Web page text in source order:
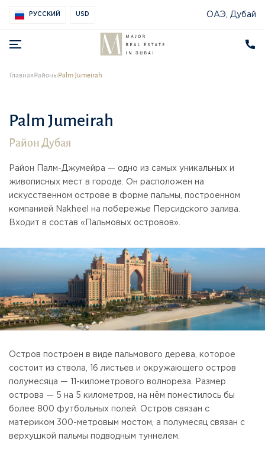
РУССКИЙ USD ОАЭ, Дубай
ГлавнаяРайоныPalm Jumeirah
Palm Jumeirah
Район Дубая
Район Палм-Джумейра — одно из самых уникальных и
живописных мест в городе. Он расположен на
искусственном острове в форме пальмы, построенном
компанией Nakheel на побережье Персидского залива.
Входит в состав «Пальмовых островов».
Остров построен в виде пальмового дерева, которое
состоит из ствола, 16 листьев и окружающего остров
полумесяца — 11-километрового волнореза. Размер
острова — 5 на 5 километров, на нём поместилось бы
более 800 футбольных полей. Остров связан с
материком 300-метровым мостом, а полумесяц связан с
верхушкой пальмы подводным туннелем.